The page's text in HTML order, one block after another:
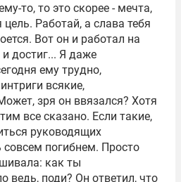
то, то это скорее - мечта,
цель. Работай, а слава тебя
Вот он и работал на
достиг... Я даже
ему трудно,
всякие,
зря он ввязался? Хотя
все сказано. Если такие,
руководящих
погибнем. Просто
как ты
ведь, поди? Он ответил, что